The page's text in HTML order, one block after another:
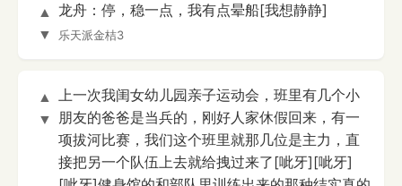
▲
▼
龙舟：停，稳一点，我有点晕船[我想静静]
乐天派金桔3
▲
▼
上一次我闺女幼儿园亲子运动会，班里有几个小
朋友的爸爸是当兵的，刚好人家休假回来，有一
项拔河比赛，我们这个班里就那几位是主力，直
接把另一个队伍上去就给拽过来了[呲牙][呲牙]